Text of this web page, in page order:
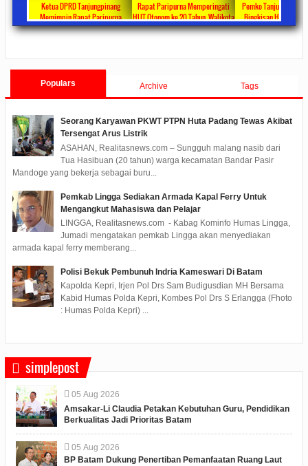
Ketua DPRD Tanjungpinang
Memimpin Rapat Paripurna
Pengesahan Ranperda Perubahan
Rapat Paripurna Memperingati
HUT Otonom ke 20 Tahun, Walikota
Rahma Paparkan Capaian
Pemko Tanjung
Bingkisan Hari Raya
Untuk Masyarakat
Populars Archive Tags
Seorang Karyawan PKWT PTPN Huta Padang Tewas Akibat
Tersengat Arus Listrik
ASAHAN, Realitasnews.com – Sungguh malang nasib dari
Tua Hasibuan (20 tahun) warga kecamatan Bandar Pasir
Mandoge yang bekerja sebagai buru...
Pemkab Lingga Sediakan Armada Kapal Ferry Untuk
Mengangkut Mahasiswa dan Pelajar
LINGGA, Realitasnews.com - Kabag Kominfo Humas Lingga,
Jumadi mengatakan pemkab Lingga akan menyediakan
armada kapal ferry memberang...
Polisi Bekuk Pembunuh Indria Kameswari Di Batam
Kapolda Kepri, Irjen Pol Drs Sam Budigusdian MH Bersama
Kabid Humas Polda Kepri, Kombes Pol Drs S Erlangga (Fhoto
: Humas Polda Kepri) ...
simplepost
05 Aug 2026
Amsakar-Li Claudia Petakan Kebutuhan Guru, Pendidikan
Berkualitas Jadi Prioritas Batam
05 Aug 2026
BP Batam Dukung Penertiban Pemanfaatan Ruang Laut